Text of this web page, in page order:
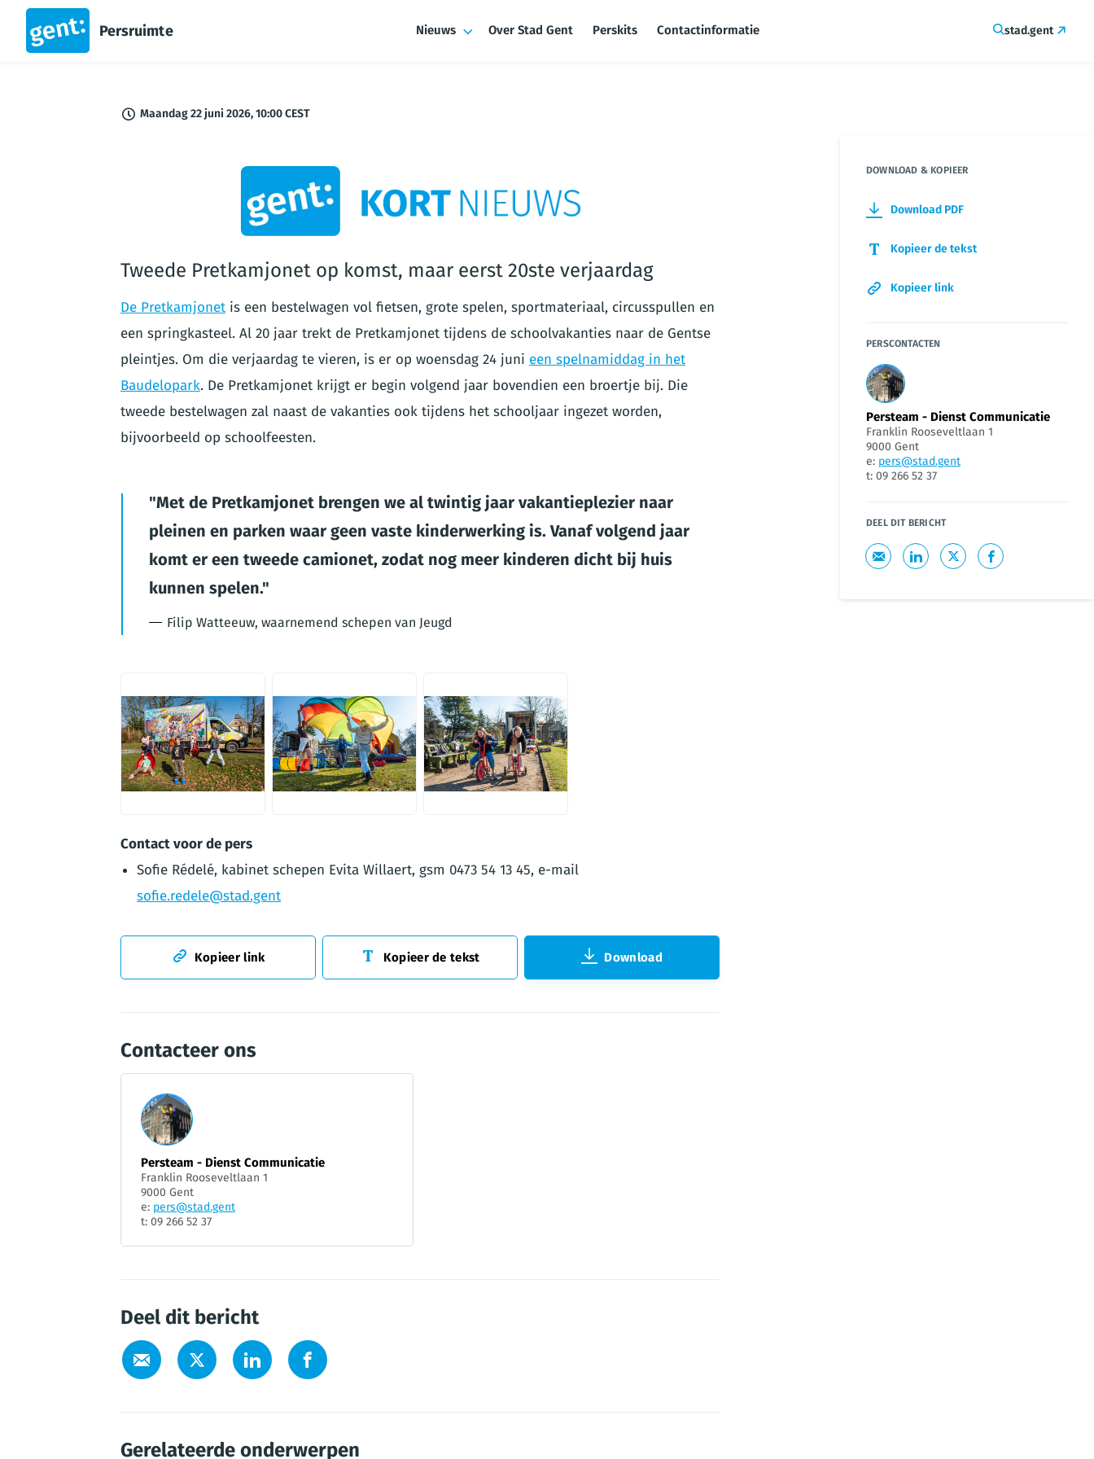
Persruimte Nieuws Over Stad Gent Perskits Contactinformatie stad.gent
Maandag 22 juni 2026, 10:00 CEST
PNG
Tweede Pretkamjonet op komst, maar eerst 20ste verjaardag
De Pretkamjonet is een bestelwagen vol fietsen, grote spelen, sportmateriaal, circusspullen en
een springkasteel. Al 20 jaar trekt de Pretkamjonet tijdens de schoolvakanties naar de Gentse
pleintjes. Om die verjaardag te vieren, is er op woensdag 24 juni een spelnamiddag in het
Baudelopark. De Pretkamjonet krijgt er begin volgend jaar bovendien een broertje bij. Die
tweede bestelwagen zal naast de vakanties ook tijdens het schooljaar ingezet worden,
bijvoorbeeld op schoolfeesten.
Met de Pretkamjonet brengen we al twintig jaar vakantieplezier naar
pleinen en parken waar geen vaste kinderwerking is. Vanaf volgend jaar
komt er een tweede camionet, zodat nog meer kinderen dicht bij huis
kunnen spelen.
Filip Watteeuw, waarnemend schepen van Jeugd
JPG JPG JPG
Contact voor de pers
Sofie Rédelé, kabinet schepen Evita Willaert, gsm 0473 54 13 45, e-mail
sofie.redele@stad.gent
Kopieer link Kopieer de tekst Download
Contacteer ons
Persteam - Dienst Communicatie
Franklin Rooseveltlaan 1
9000 Gent
e: pers@stad.gent
t: 09 266 52 37
Deel dit bericht
Gerelateerde onderwerpen
DOWNLOAD & KOPIEER
Download PDF
Kopieer de tekst
Kopieer link
PERSCONTACTEN
Persteam - Dienst Communicatie
Franklin Rooseveltlaan 1
9000 Gent
e: pers@stad.gent
t: 09 266 52 37
DEEL DIT BERICHT